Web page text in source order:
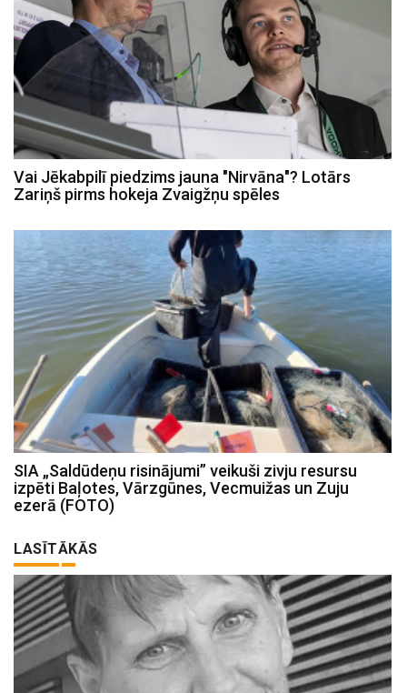
Vai Jēkabpilī piedzims jauna "Nirvāna"? Lotārs
Zariņš pirms hokeja Zvaigžņu spēles
SIA „Saldūdeņu risinājumi” veikuši zivju resursu
izpēti Baļotes, Vārzgūnes, Vecmuižas un Zuju
ezerā (FOTO)
LASĪTĀKĀS